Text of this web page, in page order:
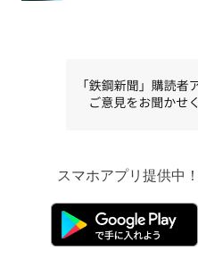
スマホアプリ提供中